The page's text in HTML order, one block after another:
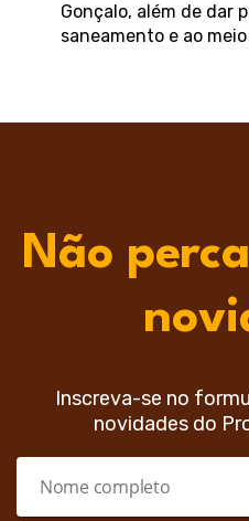
Gonçalo, além de dar
saneamento e ao
Não
Inscreva-se no
novidades do